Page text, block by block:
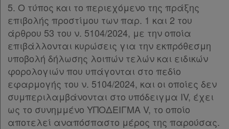
5. Ο τύπος και το περιεχόμενο της πράξης
επιβολής προστίμου των παρ. 1 και 2 του
άρθρου 53 του ν. 5104/2024, με την οποία
επιβάλλονται κυρώσεις για την εκπρόθεσμη
υποβολή δήλωσης λοιπών τελών και ειδικών
φορολογιών που υπάγονται στο πεδίο
εφαρμογής του ν. 5104/2024, και οι οποίες δεν
συμπεριλαμβάνονται στο υπόδειγμα IV, έχει
ως το συνημμένο ΥΠΟΔΕΙΓΜΑ V, το οποίο
αποτελεί αναπόσπαστο μέρος της παρούσας.